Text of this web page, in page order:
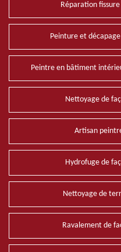
Réparation
Peinture et
Peintre en bâtiment
Nettoyage de
Artisan
Hydrofuge de
Nettoyage de
Ravalement de